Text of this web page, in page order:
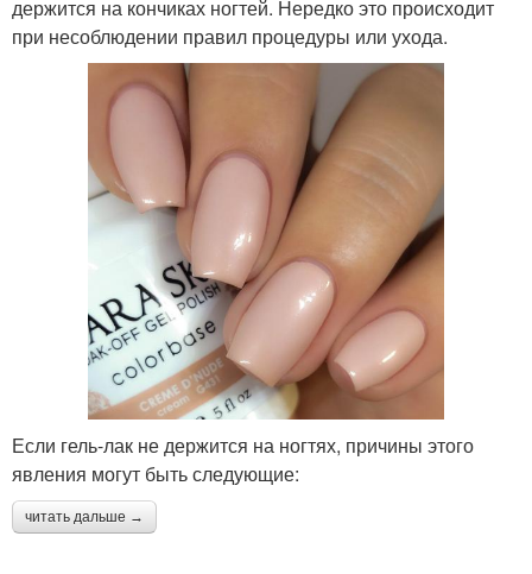
держится на кончиках ногтей. Нередко это происходит
при несоблюдении правил процедуры или ухода.
Если гель-лак не держится на ногтях, причины этого
явления могут быть следующие:
читать дальше →